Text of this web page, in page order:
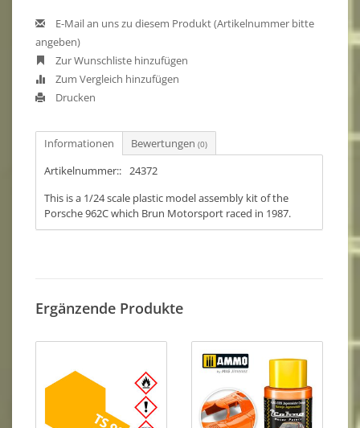
E-Mail an uns zu diesem Produkt (Artikelnummer bitte
angeben)
Zur Wunschliste hinzufügen
Zum Vergleich hinzufügen
Drucken
Informationen Bewertungen (0)
Artikelnummer:: 24372
This is a 1/24 scale plastic model assembly kit of the
Porsche 962C which Brun Motorsport raced in 1987.
Ergänzende Produkte